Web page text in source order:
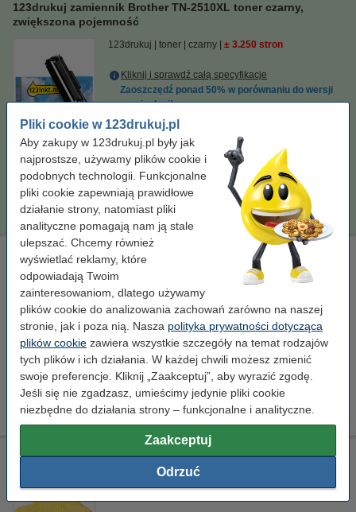
Pliki cookie w 123drukuj.pl
Aby zakupy w 123drukuj.pl były jak
najprostsze, używamy plików cookie i
podobnych technologii. Funkcjonalne
pliki cookie zapewniają prawidłowe
działanie strony, natomiast pliki
analityczne pomagają nam ją stale
ulepszać. Chcemy również
wyświetlać reklamy, które
odpowiadają Twoim
zainteresowaniom, dlatego używamy
plików cookie do analizowania zachowań zarówno na naszej
stronie, jak i poza nią. Nasza polityka prywatności dotycząca
plików cookie zawiera wszystkie szczegóły na temat rodzajów
tych plików i ich działania. W każdej chwili możesz zmienić
swoje preferencje. Kliknij „Zaakceptuj”, aby wyrazić zgodę.
Jeśli się nie zgadzasz, umieścimy jedynie pliki cookie
niezbędne do działania strony – funkcjonalne i analityczne.
Zaakceptuj
Odrzuć
123drukuj zamiennik Brother TN-2510XL toner czarny,
zwiększona pojemność
123drukuj toner czarny ± 3.250 stron
Kliknij i sprawdź całą specyfikacje
Zaoszczędź ponad 50% w porównaniu do wersji
oryginalnej!
Dostępny
Zamów z Pocztex na jutro!
Za stronę 0,06 zł
179,00 zł Zamawiam
Brother DR-2510 bęben / drum, oryginalny
standard ± 15.000 stron DR2510
Kliknij i sprawdź całą specyfikacje
Dostępny
Zamów z Pocztex na jutro!
Za stronę 0,03 zł
395,00 zł
Ściereczka do czyszczenia drukarki laserowej
ściereczka do czyszczenia
999058